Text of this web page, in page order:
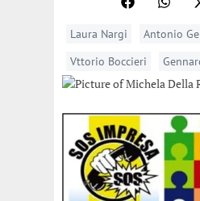
Laura Nargi Antonio
Vttorio Boccieri